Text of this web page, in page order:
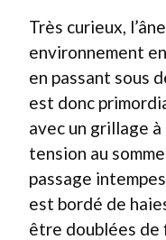
Très curieux,
environnement
en passant sous
est donc
avec un grillage
tension au
passage
est bordé de
être doublées de